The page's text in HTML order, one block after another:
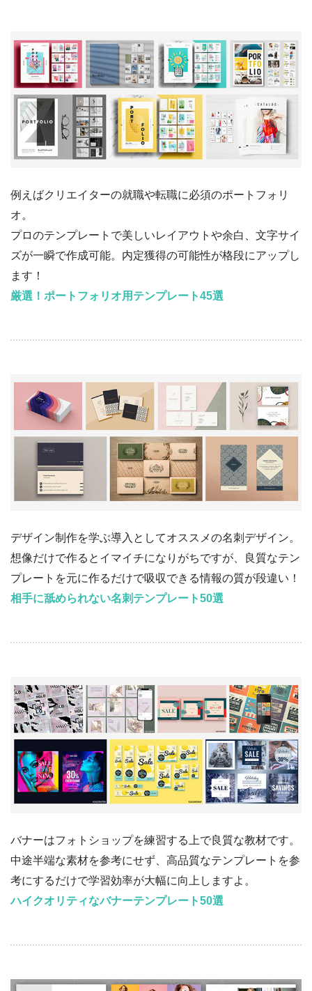
例えばクリエイターの就職や転職に必須のポートフォリ
オ。
プロのテンプレートで美しいレイアウトや余白、文字サイ
ズが一瞬で作成可能。内定獲得の可能性が格段にアップし
ます！
厳選！ポートフォリオ用テンプレート45選
デザイン制作を学ぶ導入としてオススメの名刺デザイン。
想像だけで作るとイマイチになりがちですが、良質なテン
プレートを元に作るだけで吸収できる情報の質が段違い！
相手に舐められない名刺テンプレート50選
バナーはフォトショップを練習する上で良質な教材です。
中途半端な素材を参考にせず、高品質なテンプレートを参
考にするだけで学習効率が大幅に向上しますよ。
ハイクオリティなバナーテンプレート50選